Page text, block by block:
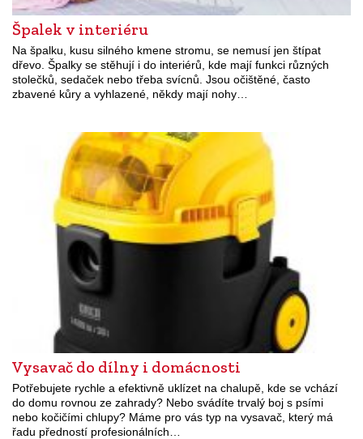
Špalek v interiéru
Na špalku, kusu silného kmene stromu, se nemusí jen štípat
dřevo. Špalky se stěhují i do interiérů, kde mají funkci různých
stolečků, sedaček nebo třeba svícnů. Jsou očištěné, často
zbavené kůry a vyhlazené, někdy mají nohy…
Vysavač do dílny i domácnosti
Potřebujete rychle a efektivně uklízet na chalupě, kde se vchází
do domu rovnou ze zahrady? Nebo svádíte trvalý boj s psími
nebo kočičími chlupy? Máme pro vás typ na vysavač, který má
řadu předností profesionálních…